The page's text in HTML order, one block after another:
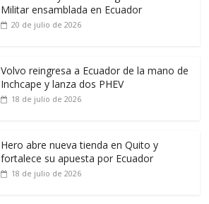
Militar ensamblada en Ecuador
20 de julio de 2026
Volvo reingresa a Ecuador de la mano de
Inchcape y lanza dos PHEV
18 de julio de 2026
Hero abre nueva tienda en Quito y
fortalece su apuesta por Ecuador
18 de julio de 2026